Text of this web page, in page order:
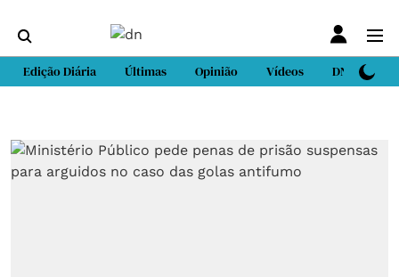
Edição Diária Últimas Opinião Vídeos DN Sport